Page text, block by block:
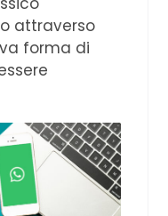
attraverso
forma di